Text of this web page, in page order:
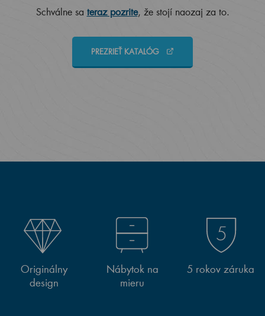
Schválne sa teraz pozrite, že stojí naozaj za to.
PREZRIEŤ KATALÓG
Originálny
design
Nábytok na
mieru
5 rokov záruka